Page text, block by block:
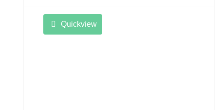
Quickview